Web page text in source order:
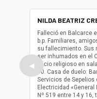
◀
NILDA BEATRIZ
Falleció en Balcarce
b.p. Familiares,
su fallecimiento. Sus
ser inhumados en el
oficio religioso en
10. Casa de duelo:
Servicios de Sepelios
Electricidad
Nº 519 entre 14 y 16,